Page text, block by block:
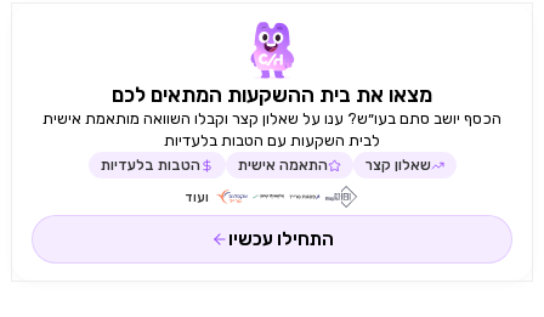
מצאו את בית ההשקעות המתאים לכם
הכסף יושב סתם בעו״ש? ענו על שאלון קצר וקבלו השוואה מותאמת אישית
לבית השקעות עם הטבות בלעדיות
שאלון קצר התאמה אישית הטבות בלעדיות
ועוד
התחילו עכשיו